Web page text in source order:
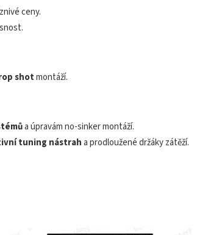
ceny.
shotmontáží.
a úpravám no-sinker montáží.
tuning nástraha prodloužené držáky zátěží.